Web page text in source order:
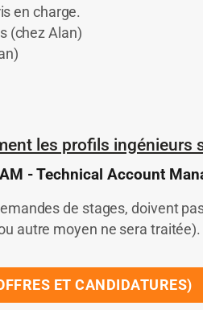
en charge.
(chez Alan)
les profils ingénieurs
- Technical Account
de stages, doivent
autre moyen ne sera traitée).
ET CANDIDATURES)